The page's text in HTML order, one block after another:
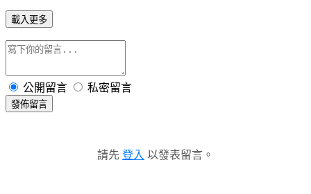
載入更多
公開留言 私密留言
發佈留言
請先 登入 以發表留言。